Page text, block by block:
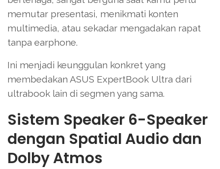
memutar presentasi, menikmati konten
multimedia, atau sekadar mengadakan rapat
tanpa earphone.
Ini menjadi keunggulan konkret yang
membedakan ASUS ExpertBook Ultra dari
ultrabook lain di segmen yang sama.
Sistem Speaker 6-Speaker
dengan Spatial Audio dan
Dolby Atmos